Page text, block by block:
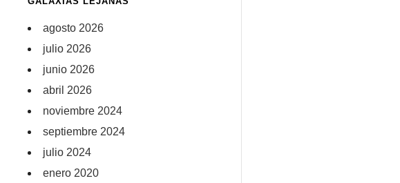
agosto 2026
julio 2026
junio 2026
abril 2026
noviembre 2024
septiembre 2024
julio 2024
enero 2020